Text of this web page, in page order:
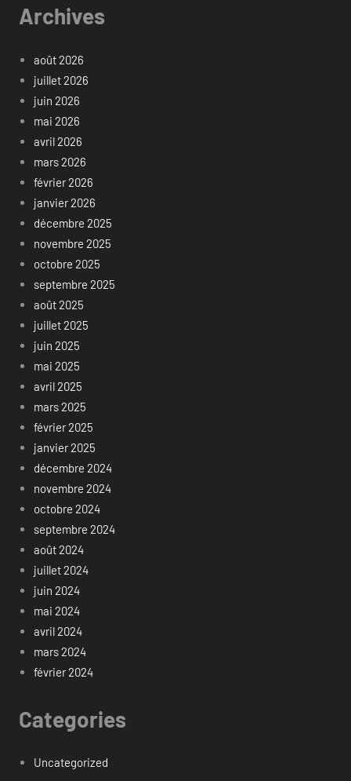
Archives
août 2026
juillet 2026
juin 2026
mai 2026
avril 2026
mars 2026
février 2026
janvier 2026
décembre 2025
novembre 2025
octobre 2025
septembre 2025
août 2025
juillet 2025
juin 2025
mai 2025
avril 2025
mars 2025
février 2025
janvier 2025
décembre 2024
novembre 2024
octobre 2024
septembre 2024
août 2024
juillet 2024
juin 2024
mai 2024
avril 2024
mars 2024
février 2024
Categories
Uncategorized